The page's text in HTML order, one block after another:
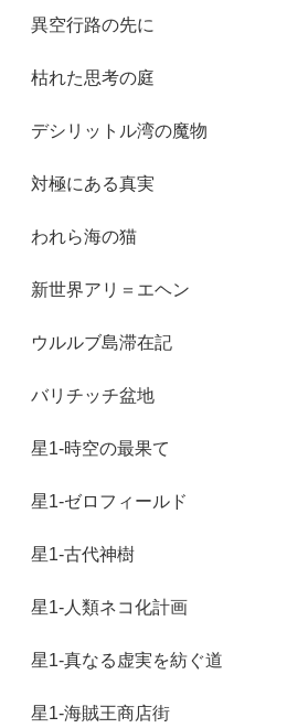
異空行路の先に
枯れた思考の庭
デシリットル湾の魔物
対極にある真実
われら海の猫
新世界アリ＝エヘン
ウルルブ島滞在記
バリチッチ盆地
星1-時空の最果て
星1-ゼロフィールド
星1-古代神樹
星1-人類ネコ化計画
星1-真なる虚実を紡ぐ道
星1-海賊王商店街